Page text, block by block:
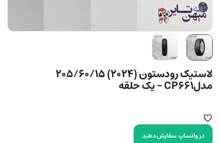
لاستیک رودستون (2024) 205/60/15
مدلCP661 – یک حلقه
در واتساپ سفارش دهید